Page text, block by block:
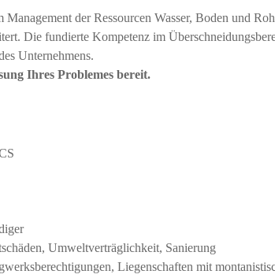
der Ressourcen Wasser, Boden und
Die fundierte Kompetenz im
Unternehmens.
Ihres Problemes bereit.
Umweltverträglichkeit, Sanierung
Liegenschaften mit